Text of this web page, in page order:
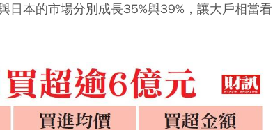
日本的市場分別成長35%與39%，讓大戶相當看